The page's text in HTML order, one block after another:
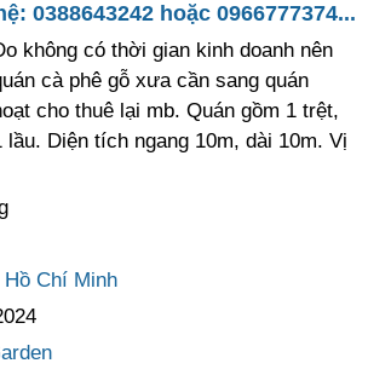
0388643242 hoặc 0966777374...
không có thời gian kinh doanh nên
cà phê gỗ xưa cần sang quán
cho thuê lại mb. Quán gồm 1 trệt,
lầu. Diện tích ngang 10m, dài 10m. Vị
Hồ Chí Minh